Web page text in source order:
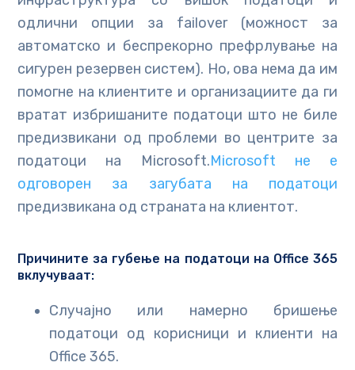
одлични опции за failover (можност за
автоматско и беспрекорно префрлување на
сигурен резервен систем). Но, ова нема да им
помогне на клиентите и организациите да ги
вратат избришаните податоци што не биле
предизвикани од проблеми во центрите за
податоци на Microsoft.Microsoft не е
одговорен за загубата на податоци
предизвикана од страната на клиентот.
Причините за губење на податоци на Office 365
вклучуваат:
Случајно или намерно бришење
податоци од корисници и клиенти на
Office 365.